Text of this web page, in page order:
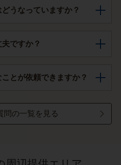
うなっていますか？
ですか？
とが依頼できますか？
問の一覧を見る